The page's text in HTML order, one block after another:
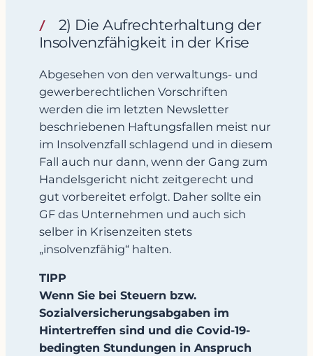
2) Die Aufrechterhaltung der
Insolvenzfähigkeit in der Krise
Abgesehen von den verwaltungs- und
gewerberechtlichen Vorschriften
werden die im letzten Newsletter
beschriebenen Haftungsfallen meist nur
im Insolvenzfall schlagend und in diesem
Fall auch nur dann, wenn der Gang zum
Handelsgericht nicht zeitgerecht und
gut vorbereitet erfolgt. Daher sollte ein
GF das Unternehmen und auch sich
selber in Krisenzeiten stets
„insolvenzfähig“ halten.
TIPP
Wenn Sie bei Steuern bzw.
Sozialversicherungsabgaben im
Hintertreffen sind und die Covid-19-
bedingten Stundungen in Anspruch